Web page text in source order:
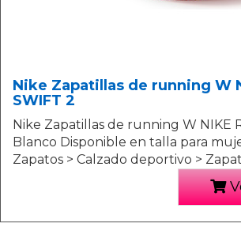
Nike Zapatillas de running W
SWIFT 2
Nike Zapatillas de running W NIKE
Blanco Disponible en talla para
Zapatos > Calzado deportivo >